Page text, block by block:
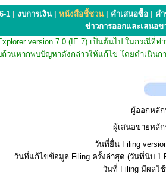
1 งบการเงิน หนังสือชี้ชวน คำเสนอซื้อ
ค
ข่าวการออกและเสนอข
version 7.0 (IE 7) เป็นต้นไป ในกรณี
วนหากพบปัญหาดังกล่าวให้แก้ไข โดยดำเนินก
ผู้ออกหลั
ผู้เสนอขายหลั
วันที่ยื่น Filing
วันที่แก้ไขข้อมูล Filing ครั้งล่าสุด (วันที่นับ 1
วันที่ Filing มีผลใ